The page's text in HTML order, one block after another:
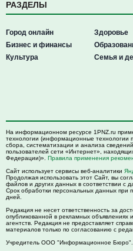
РАЗДЕЛЫ
Город онлайн
Бизнес и финансы
Культура
Здоровье
Семья и
На информационном ресурсе 1PNZ.ru
технологии (информационные технологии
сбора, систематизации и анализа
пользователей сети «Интернет»,
Федерации)». Правила применения
Сайт использует сервисы веб-аналитики
Продолжая использовать этот Сайт, вы
файлов и других данных в соответствии с
Срок обработки персональных данных при
дней.
Редакция не несет ответственность за
опубликованной в рекламных
агентств. Редакция не предоставляет
материалов только по согласованию с
Учредитель ООО "Информационное